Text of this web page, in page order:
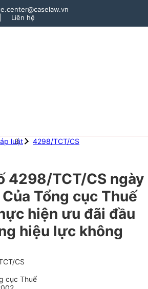
Liên hệ
luật 4298/TCT/CS
4298/TCT/CS ngày
Tổng cục Thuế
hiện ưu đãi đầu
hiệu lực không
CS
cục Thuế